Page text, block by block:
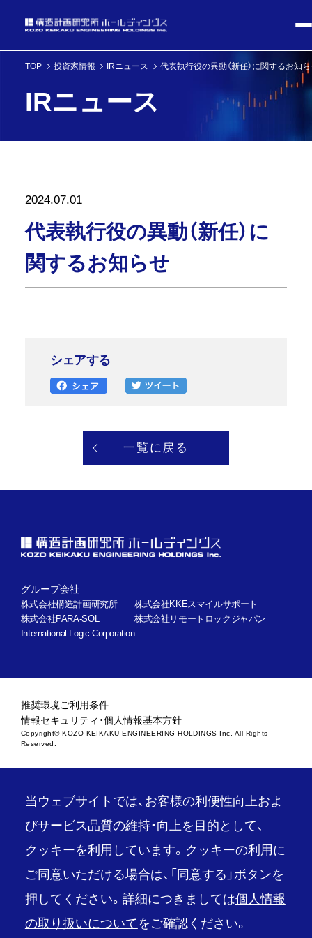
TOP 投資家情報 IRニュース 代表執行役の異動（新任）に関するお知
IRニュース
2024.07.01
代表執行役の異動（新任）に
関するお知らせ
シェアする
一覧に戻る
グループ会社
株式会社構造計画研究所
株式会社KKEスマイルサポート
株式会社PARA-SOL
株式会社リモートロックジャパン
International Logic Corporation
推奨環境ご利用条件
情報セキュリティ・個人情報基本方針
Copyright© KOZO KEIKAKU ENGINEERING HOLDINGS Inc. All Rights
Reserved.
当ウェブサイトでは、お客様の利便性向上およ
びサービス品質の維持・向上を目的として、
クッキーを利用しています。クッキーの利用に
ご同意いただける場合は、「同意する」ボタンを
押してください。詳細につきましては個人情報
の取り扱いについて をご確認ください。